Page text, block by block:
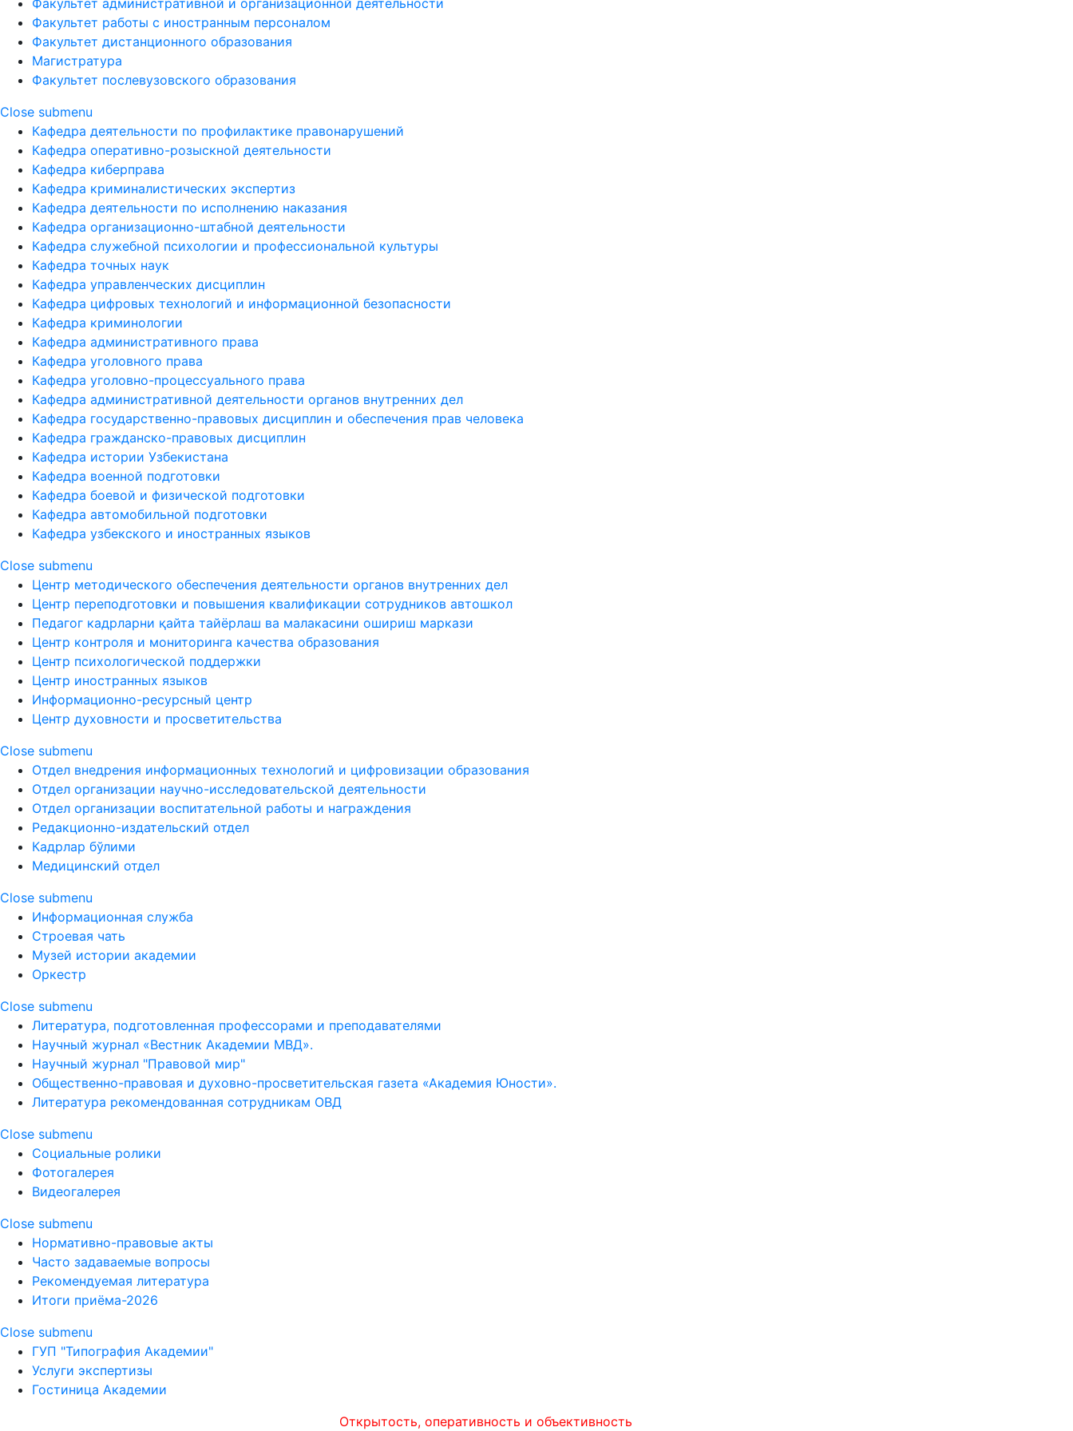
Факультет административной и организационной деятельности
Факультет работы с иностранным персоналом
Факультет дистанционного образования
Магистратура
Факультет послевузовского образования
Close submenu
Кафедра деятельности по профилактике правонарушений
Кафедра оперативно-розыскной деятельности
Кафедра киберправа
Кафедра криминалистических экспертиз
Кафедра деятельности по исполнению наказания
Кафедра организационно-штабной деятельности
Кафедра служебной психологии и профессиональной культуры
Кафедра точных наук
Кафедра управленческих дисциплин
Кафедра цифровых технологий и информационной безопасности
Кафедра криминологии
Кафедра административного права
Кафедра уголовного права
Кафедра уголовно-процессуального права
Кафедра административной деятельности органов внутренних дел
Кафедра государственно-правовых дисциплин и обеспечения прав человека
Кафедра гражданско-правовых дисциплин
Кафедра истории Узбекистана
Кафедра военной подготовки
Кафедра боевой и физической подготовки
Кафедра автомобильной подготовки
Кафедра узбекского и иностранных языков
Close submenu
Центр методического обеспечения деятельности органов внутренних дел
Центр переподготовки и повышения квалификации сотрудников автошкол
Педагог кадрларни қайта тайёрлаш ва малакасини ошириш маркази
Центр контроля и мониторинга качества образования
Центр психологической поддержки
Центр иностранных языков
Информационно-ресурсный центр
Центр духовности и просветительства
Close submenu
Отдел внедрения информационных технологий и цифровизации образования
Отдел организации научно-исследовательской деятельности
Отдел организации воспитательной работы и награждения
Редакционно-издательский отдел
Кадрлар бўлими
Медицинский отдел
Close submenu
Информационная служба
Строевая чать
Музей истории академии
Оркестр
Close submenu
Литература, подготовленная профессорами и преподавателями
Научный журнал «Вестник Академии МВД».
Научный журнал "Правовой мир"
Общественно-правовая и духовно-просветительская газета «Академия Юности».
Литература рекомендованная сотрудникам ОВД
Close submenu
Социальные ролики
Фотогалерея
Видеогалерея
Close submenu
Нормативно-правовые акты
Часто задаваемые вопросы
Рекомендуемая литература
Итоги приёма-2026
Close submenu
ГУП "Типография Академии"
Услуги экспертизы
Гостиница Академии
Открытость, оперативность и объективность